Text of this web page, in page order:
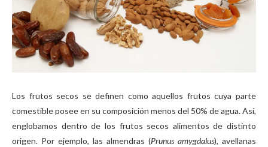
Los frutos secos se definen como aquellos frutos cuya parte
comestible posee en su composición menos del 50% de agua. Así,
englobamos dentro de los frutos secos alimentos de distinto
origen. Por ejemplo, las almendras (Prunus amygdalus), avellanas